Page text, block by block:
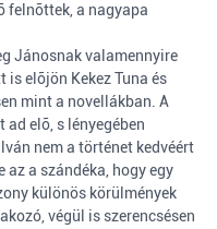
felnõttek, a nagyapa
Jánosnak valamennyire
is elõjön Kekez Tuna és
mint a novellákban. A
elõ, s lényegében
nem a történet kedvéért
a szándéka, hogy egy
különös körülmények
végül is szerencsésen